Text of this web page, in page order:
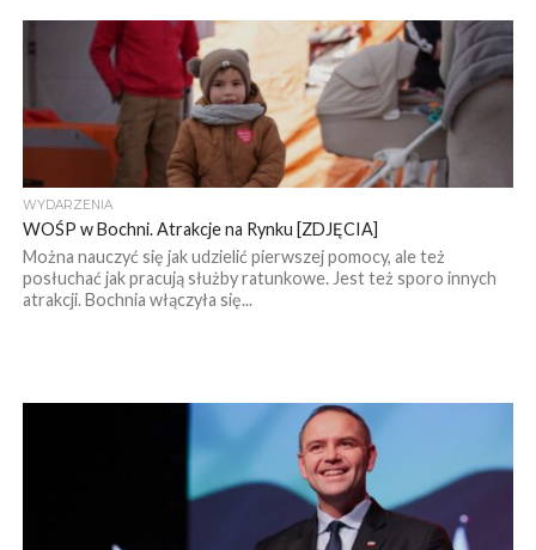
WYDARZENIA
WOŚP w Bochni. Atrakcje na Rynku [ZDJĘCIA]
Można nauczyć się jak udzielić pierwszej pomocy, ale też
posłuchać jak pracują służby ratunkowe. Jest też sporo innych
atrakcji. Bochnia włączyła się...